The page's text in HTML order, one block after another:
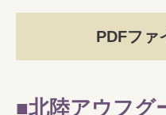
PDFファ
■北陸アウフグ